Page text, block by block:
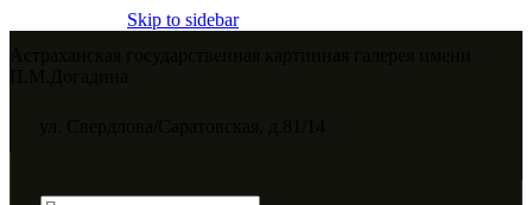
Skip to sidebar